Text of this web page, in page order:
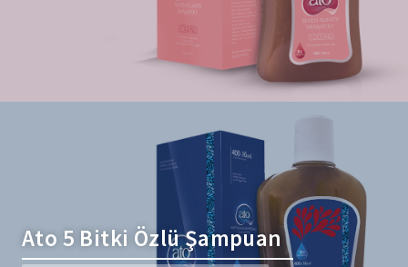
Ato 5 Bitki Özlü Şampuan